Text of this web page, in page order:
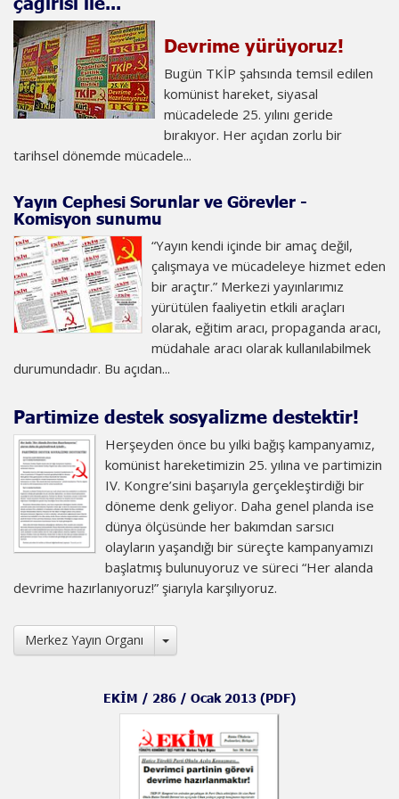
Devrime yürüyoruz!
Bugün TKİP şahsında temsil edilen
komünist hareket, siyasal
mücadelede 25. yılını geride
bırakıyor. Her açıdan zorlu bir
tarihsel dönemde mücadele...
Yayın Cephesi Sorunlar ve Görevler -
Komisyon sunumu
“Yayın kendi içinde bir amaç değil,
çalışmaya ve mücadeleye hizmet eden
bir araçtır.” Merkezi yayınlarımız
yürütülen faaliyetin etkili araçları
olarak, eğitim aracı, propaganda aracı,
müdahale aracı olarak kullanılabilmek
durumundadır. Bu açıdan...
Partimize destek sosyalizme destektir!
Herşeyden önce bu yılki bağış kampanyamız,
komünist hareketimizin 25. yılına ve partimizin
IV. Kongre’sini başarıyla gerçekleştirdiği bir
döneme denk geliyor. Daha genel planda ise
dünya ölçüsünde her bakımdan sarsıcı
olayların yaşandığı bir süreçte kampanyamızı
başlatmış bulunuyoruz ve süreci “Her alanda
devrime hazırlanıyoruz!” şiarıyla karşılıyoruz.
Merkez Yayın Organı Toggle Dropdown
EKİM / 286 / Ocak 2013 (PDF)